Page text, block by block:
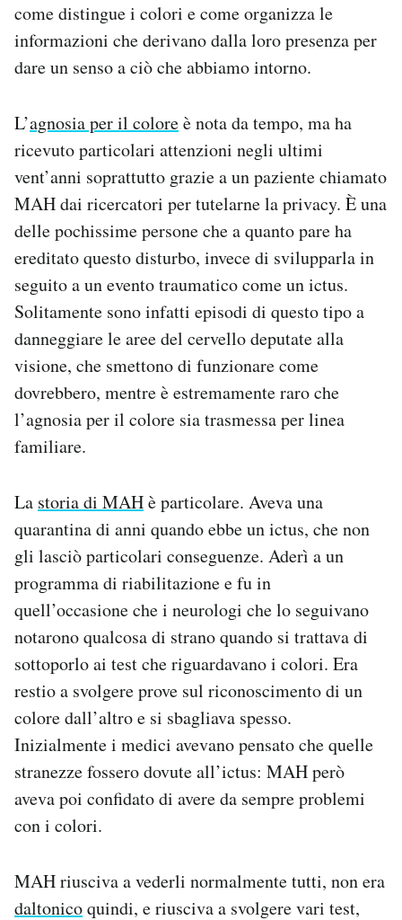
come distingue i colori e come organizza le
informazioni che derivano dalla loro presenza per
dare un senso a ciò che abbiamo intorno.
L’agnosia per il coloreè nota da tempo, ma ha
ricevuto particolari attenzioni negli ultimi
vent’anni soprattutto grazie a un paziente chiamato
MAH dai ricercatori per tutelarne la privacy. È una
delle pochissime persone che a quanto pare ha
ereditato questo disturbo, invece di svilupparla in
seguito a un evento traumatico come un ictus.
Solitamente sono infatti episodi di questo tipo a
danneggiare le aree del cervello deputate alla
visione, che smettono di funzionare come
dovrebbero, mentre è estremamente raro che
l’agnosia per il colore sia trasmessa per linea
familiare.
La storia di MAHè particolare. Aveva una
quarantina di anni quando ebbe un ictus, che non
gli lasciò particolari conseguenze. Aderì a un
programma di riabilitazione e fu in
quell’occasione che i neurologi che lo seguivano
notarono qualcosa di strano quando si trattava di
sottoporlo ai test che riguardavano i colori. Era
restio a svolgere prove sul riconoscimento di un
colore dall’altro e si sbagliava spesso.
Inizialmente i medici avevano pensato che quelle
stranezze fossero dovute all’ictus: MAH però
aveva poi confidato di avere da sempre problemi
con i colori.
MAH riusciva a vederli normalmente tutti, non era
daltonicoquindi, e riusciva a svolgere vari test,